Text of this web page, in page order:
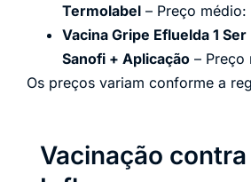
Termolabel – Preço
Vacina Gripe Efluelda 1
Sanofi + Aplicação – Preço
Os preços variam conforme a
Vacinação contra